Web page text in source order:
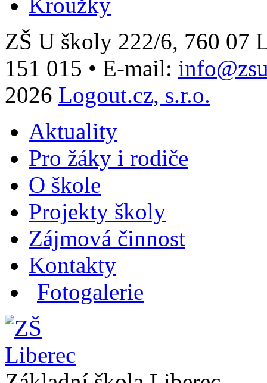
ZŠ U školy 222/6, 760 07
151 015 • E-mail:
2026 Logout.cz, s.r.o.
Aktuality
Pro žáky i rodiče
O škole
Projekty školy
Zájmová činnost
Kontakty
Fotogalerie